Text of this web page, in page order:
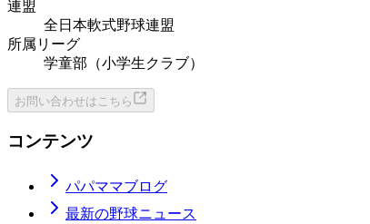
連盟
全日本軟式野球連盟
所属リーグ
学童部（小学生クラブ）
お問い合わせはこちら
コンテンツ
パパママブログ
最新の野球ニュース